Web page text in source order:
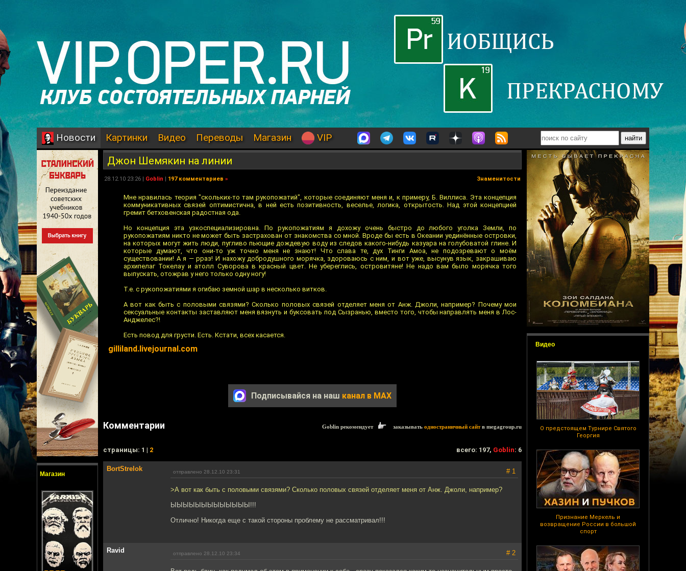
Новости Картинки Видео Переводы Магазин VIP
Магазин
Видео
О предстоящем Турнире Святого
Георгия
Признание Меркель и
возвращение России в большой
спорт
Джон Шемякин на линии
28.12.10 23:26 | Goblin | 197 комментариев » Знаменитости
Мне нравилась теория "скольких-то там рукопожатий", которые соединяют меня и, к примеру, Б. Виллиса. Эта концепция
коммуникативных связей оптимистична, в ней есть позитивность, веселье, логика, открытость. Над этой концепцией
гремит бетховенская радостная ода.
Но концепция эта узкоспециализировна. По рукопожатиям я дохожу очень быстро до любого уголка Земли, по
рукопожатиям никто не может быть застрахован от знакомства со мной. Вроде бы есть в Океании уединённые островки,
на которых могут жить люди, пугливо пьющие дождевую воду из следов какого-нибудь казуара на голубоватой глине. И
которые думают, что они-то уж точно меня не знают! Что слава те, дух Тинги Амоа, не подозревают о моём
существовании! А я — рраз! И нахожу добродушного морячка, здороваюсь с ним, и вот уже, высунув язык, закрашиваю
архипелаг Токелау и атолл Суворова в красный цвет. Не убереглись, островитяне! Не надо вам было морячка того
выпускать, отожрав у него только одну ногу!
Т.е. с рукопожатиями я огибаю земной шар в несколько витков.
А вот как быть с половыми связями? Сколько половых связей отделяет меня от Анж. Джоли, например? Почему мои
сексуальные контакты заставляют меня вязнуть и буксовать под Сызранью, вместо того, чтобы направлять меня в Лос-
Анджелес?!
Есть повод для грусти. Есть. Кстати, всех касается.
gilliland.livejournal.com
Подписывайся на наш канал в MAX
Комментарии Goblin рекомендует заказывать одностраничный сайтв megagroup.ru
cтраницы: 1 | 2 всего: 197, Goblin: 6
BortStrelok отправлено 28.12.10 23:31 # 1
>А вот как быть с половыми связями? Сколько половых связей отделяет меня от Анж. Джоли, например?
ЫЫЫЫЫЫЫЫЫЫЫЫЫ!!!
Отлично! Никогда еще с такой стороны проблему не рассматривал!!!
Ravid отправлено 28.12.10 23:34 # 2